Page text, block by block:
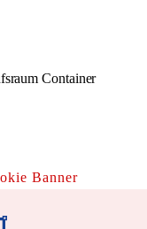
Container
Banner